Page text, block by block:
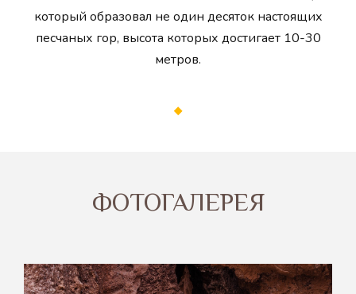
который образовал не один десяток настоящих
песчаных гор, высота которых достигает 10-30
метров.
ФОТОГАЛЕРЕЯ